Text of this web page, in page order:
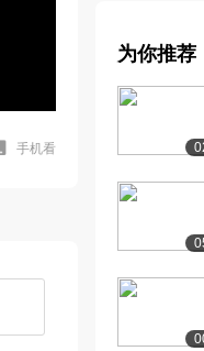
手机看
的科学
[8] 在飞机
件为何如此
[9] 关于5G
么？
2.6万播放
[10] 为什么
为你推荐